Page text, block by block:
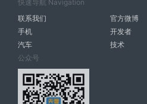
快速导航 Navigation
联系我们
官方微博
手机
开发者
汽车
技术
公众号